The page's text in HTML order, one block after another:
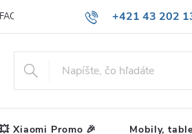
+421 43 202
FAQ
💥 Xiaomi Promo 🎉 Mobily,